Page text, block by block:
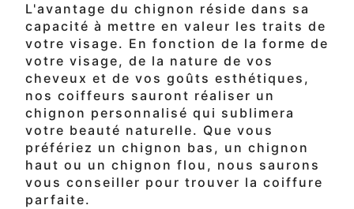
L'avantage du chignon réside dans sa
capacité à mettre en valeur les traits de
votre visage. En fonction de la forme de
votre visage, de la nature de vos
cheveux et de vos goûts esthétiques,
nos coiffeurs sauront réaliser un
chignon personnalisé qui sublimera
votre beauté naturelle. Que vous
préfériez un chignon bas, un chignon
haut ou un chignon flou, nous saurons
vous conseiller pour trouver la coiffure
parfaite.